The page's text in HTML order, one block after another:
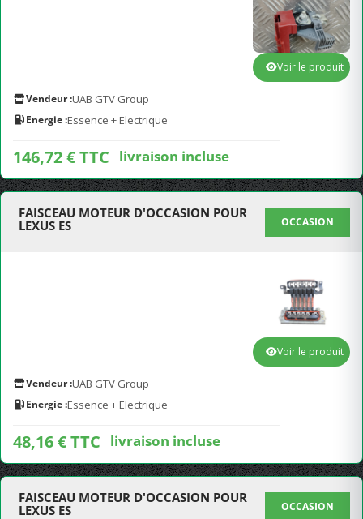
Vendeur :UAB GTV Group
Energie :Essence + Electrique
146,72 € TTC livraison incluse
Voir le produit
FAISCEAU MOTEUR D'OCCASION POUR
LEXUS ES
OCCASION
Vendeur :UAB GTV Group
Energie :Essence + Electrique
48,16 € TTC livraison incluse
Voir le produit
FAISCEAU MOTEUR D'OCCASION POUR
LEXUS ES
OCCASION